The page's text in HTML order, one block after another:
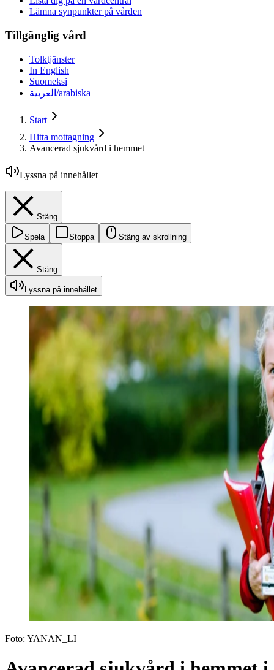
Lämna synpunkter på vården
Tillgänglig vård
Tolktjänster
In English
Suomeksi
العربية/arabiska
Start
Hitta mottagning
Avancerad sjukvård i hemmet
Lyssna på innehållet
Stäng
Spela Stoppa Stäng av skrollning
Stäng
Lyssna på innehållet
Foto: YANAN_LI